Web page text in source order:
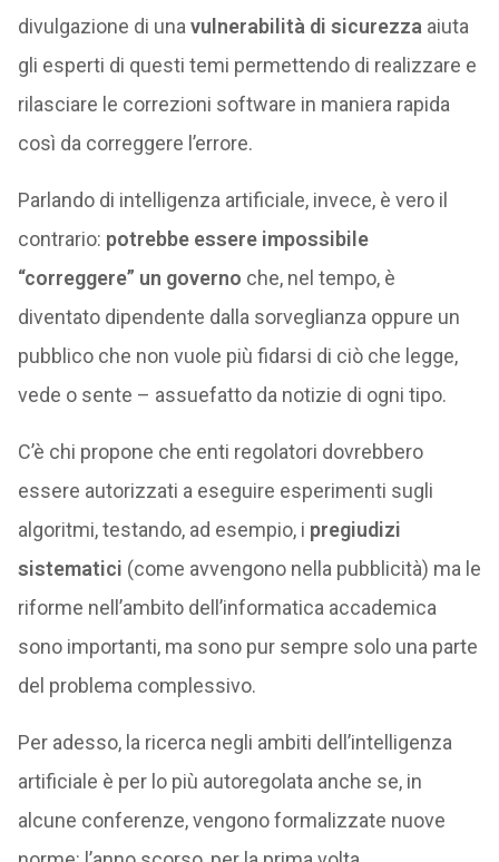
divulgazione di una vulnerabilità di sicurezza aiuta
gli esperti di questi temi permettendo di realizzare e
rilasciare le correzioni software in maniera rapida
così da correggere l’errore.
Parlando di intelligenza artificiale, invece, è vero il
contrario: potrebbe essere impossibile
“correggere” un governo che, nel tempo, è
diventato dipendente dalla sorveglianza oppure un
pubblico che non vuole più fidarsi di ciò che legge,
vede o sente – assuefatto da notizie di ogni tipo.
C’è chi propone che enti regolatori dovrebbero
essere autorizzati a eseguire esperimenti sugli
algoritmi, testando, ad esempio, i pregiudizi
sistematici (come avvengono nella pubblicità) ma le
riforme nell’ambito dell’informatica accademica
sono importanti, ma sono pur sempre solo una parte
del problema complessivo.
Per adesso, la ricerca negli ambiti dell’intelligenza
artificiale è per lo più autoregolata anche se, in
alcune conferenze, vengono formalizzate nuove